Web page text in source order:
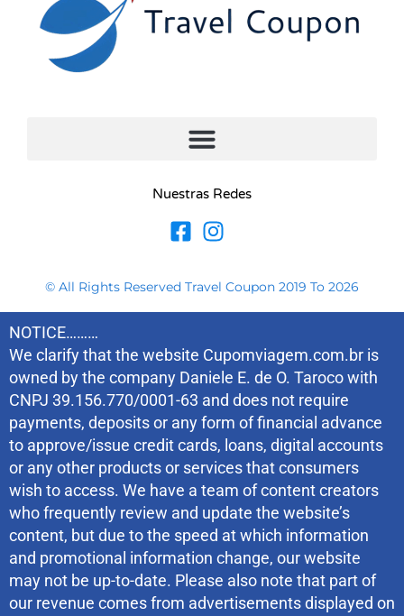
Nuestras Redes
© All Rights Reserved Travel Coupon 2019 To 2026
NOTICE………
We clarify that the website Cupomviagem.com.br is
owned by the company Daniele E. de O. Taroco with
CNPJ 39.156.770/0001-63 and does not require
payments, deposits or any form of financial advance
to approve/issue credit cards, loans, digital accounts
or any other products or services that consumers
wish to access. We have a team of content creators
who frequently review and update the website’s
content, but due to the speed at which information
and promotional information change, our website
may not be up-to-date. Please also note that part of
our revenue comes from advertisements displayed on